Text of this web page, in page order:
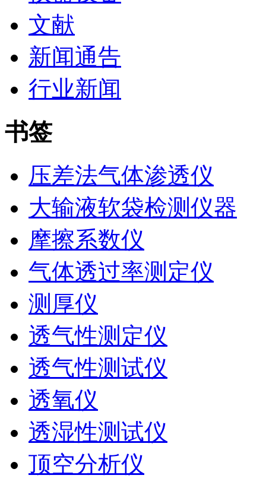
文献
新闻通告
行业新闻
书签
压差法气体渗透仪
大输液软袋检测仪器
摩擦系数仪
气体透过率测定仪
测厚仪
透气性测定仪
透气性测试仪
透氧仪
透湿性测试仪
顶空分析仪